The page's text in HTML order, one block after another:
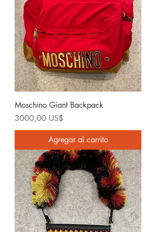
Moschino Giant Backpack
Precio
3000,00 US$
Agregar al carrito